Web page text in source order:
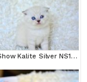
Show Kalite Silver NS1133 Scottish Fold Yavrumuz